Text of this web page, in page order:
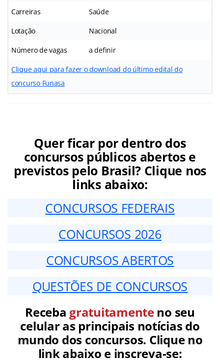
Carreiras Saúde
Lotação Nacional
Número de vagas a definir
Clique aqui para fazer o download do último edital do
concurso Funasa
Quer ficar por dentro dos
concursos públicos abertos e
previstos pelo Brasil? Clique nos
links abaixo:
CONCURSOS FEDERAIS
CONCURSOS 2026
CONCURSOS ABERTOS
QUESTÕES DE CONCURSOS
Receba gratuitamenteno seu
celular as principais notícias do
mundo dos concursos. Clique no
link abaixo e inscreva-se: